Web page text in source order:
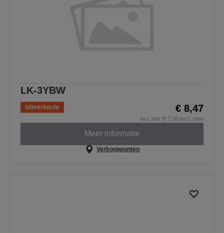
LK-3YBW
Uitverkocht € 8,47
incl. btw (€ 7,00 excl. btw)
Meer informatie
Verkooppunten